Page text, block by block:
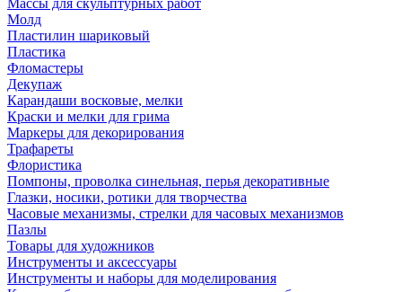
Массы для скульптурных работ
Молд
Пластилин шариковый
Пластика
Фломастеры
Декупаж
Карандаши восковые, мелки
Краски и мелки для грима
Маркеры для декорирования
Трафареты
Флористика
Помпоны, проволка синельная, перья декоративные
Глазки, носики, ротики для творчества
Часовые механизмы, стрелки для часовых механизмов
Пазлы
Товары для художников
Инструменты и аксессуары
Инструменты и наборы для моделирования